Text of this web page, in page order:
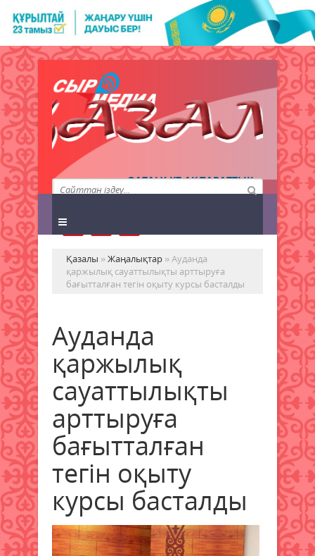
QAZALY.KZ АҚПАРАТТЫҚ
АГЕНТТІГІ
Қазалы »Жаңалықтар » Ауданда
қаржылық сауаттылықты арттыруға
бағытталған тегін оқыту курсы басталды
Ауданда
қаржылық
сауаттылықты
арттыруға
бағытталған
тегін оқыту
курсы басталды